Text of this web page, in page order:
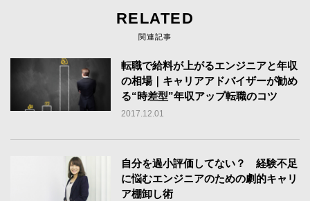
RELATED
関連記事
転職で給料が上がるエンジニアと年収
の相場｜キャリアアドバイザーが勧め
る“時差型”年収アップ転職のコツ
2017.12.01
自分を過小評価してない？ 経験不足
に悩むエンジニアのための劇的キャリ
ア棚卸し術